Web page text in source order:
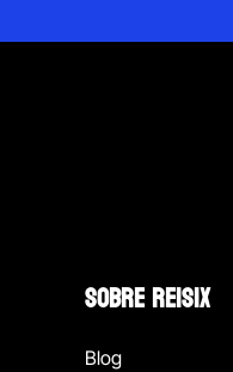
SOBRE REISIX
Blog